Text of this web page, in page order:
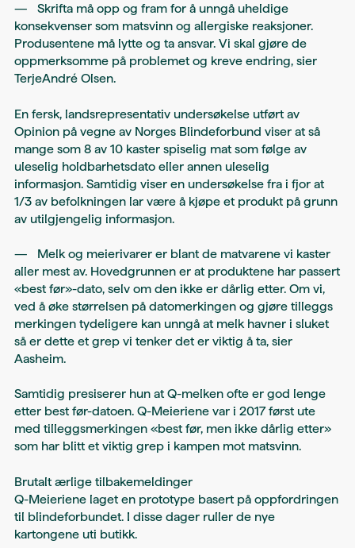
— Skrifta må opp og fram for å unngå uheldige
konsekvenser som matsvinn og allergiske reaksjoner.
Produsentene må lytte og ta ansvar. Vi skal gjøre de
oppmerksomme på problemet og kreve endring, sier
TerjeAndré Olsen.
En fersk, landsrepresentativ undersøkelse utført av
Opinion på vegne av Norges Blindeforbund viser at så
mange som 8 av 10 kaster spiselig mat som følge av
uleselig holdbarhetsdato eller annen uleselig
informasjon. Samtidig viser en undersøkelse fra i fjor at
1/3 av befolkningen lar være å kjøpe et produkt på grunn
av utilgjengelig informasjon.
— Melk og meierivarer er blant de matvarene vi kaster
aller mest av. Hovedgrunnen er at produktene har passert
«best før»-dato, selv om den ikke er dårlig etter. Om vi,
ved å øke størrelsen på datomerkingen og gjøre tilleggs
merkingen tydeligere kan unngå at melk havner i sluket
så er dette et grep vi tenker det er viktig å ta, sier
Aasheim.
Samtidig presiserer hun at Q-melken ofte er god lenge
etter best før-datoen. Q-Meieriene var i 2017 først ute
med tilleggsmerkingen «best før, men ikke dårlig etter»
som har blitt et viktig grep i kampen mot matsvinn.
Brutalt ærlige tilbakemeldinger
Q-Meieriene laget en prototype basert på oppfordringen
til blindeforbundet. I disse dager ruller de nye
kartongene uti butikk.